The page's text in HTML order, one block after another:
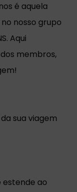
é aquela
nosso grupo
Aqui
membros,
sua viagem
estende ao